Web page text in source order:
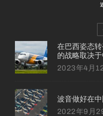
在巴西姿态转
的战略取决
2023年4月
波音做好在
2022年9月